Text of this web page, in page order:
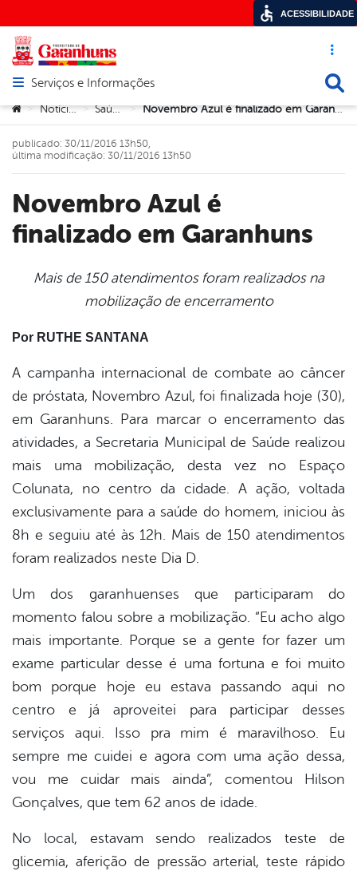
Acesso
Abrir menu principal de navegação
Serviços e Informações
Você está aqui:
> Notícias > Saúde > Novembro Azul é finalizado em Garanhuns
Novembro Azul é
finalizado em Garanhuns
publicado: 30/11/2016 13h50,
última modificação: 30/11/2016 13h50
Mais de 150 atendimentos foram realizados na
mobilização de encerramento
Por RUTHE SANTANA
A campanha internacional de combate ao câncer
de próstata, Novembro Azul, foi finalizada hoje (30),
em Garanhuns. Para marcar o encerramento das
atividades, a Secretaria Municipal de Saúde realizou
mais uma mobilização, desta vez no Espaço
Colunata, no centro da cidade. A ação, voltada
exclusivamente para a saúde do homem, iniciou às
8h e seguiu até às 12h. Mais de 150 atendimentos
foram realizados neste Dia D.
Um dos garanhuenses que participaram do
momento falou sobre a mobilização. “Eu acho algo
mais importante. Porque se a gente for fazer um
exame particular desse é uma fortuna e foi muito
bom porque hoje eu estava passando aqui no
centro e já aproveitei para participar desses
serviços aqui. Isso pra mim é maravilhoso. Eu
sempre me cuidei e agora com uma ação dessa,
vou me cuidar mais ainda”, comentou Hilson
Gonçalves, que tem 62 anos de idade.
No local, estavam sendo realizados teste de
glicemia, aferição de pressão arterial, teste rápido
ACESSIBILIDADE